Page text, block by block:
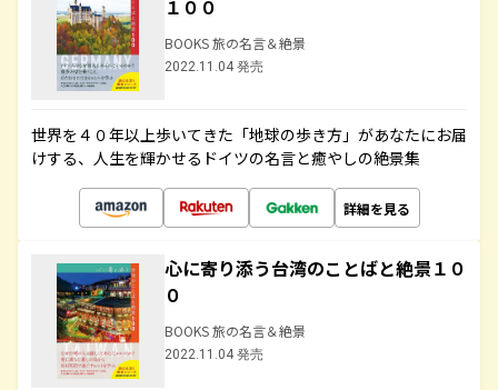
１００
BOOKS 旅の名言＆絶景
2022.11.04 発売
世界を４０年以上歩いてきた「地球の歩き方」があなたにお届
けする、人生を輝かせるドイツの名言と癒やしの絶景集
詳細を見る
心に寄り添う台湾のことばと絶景１０
０
BOOKS 旅の名言＆絶景
2022.11.04 発売